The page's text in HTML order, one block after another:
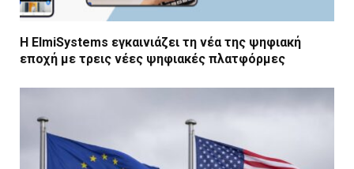
Η ElmiSystems εγκαινιάζει τη νέα της ψηφιακή
εποχή με τρεις νέες ψηφιακές πλατφόρμες